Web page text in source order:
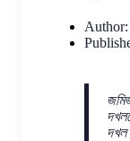
Author:
দখল